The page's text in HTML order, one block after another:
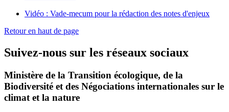
Vidéo : Vade-mecum pour la rédaction des notes d'enjeux
Retour en haut de page
Suivez-nous sur les réseaux sociaux
Ministère de la Transition écologique, de la
Biodiversité et des Négociations internationales sur le
climat et la nature